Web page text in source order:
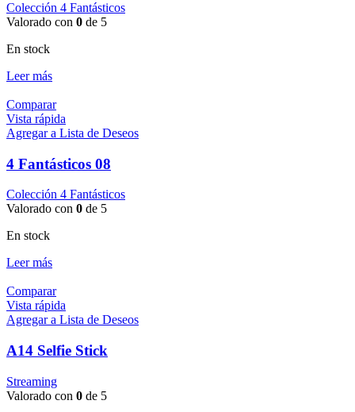
Colección 4 Fantásticos
Valorado con 0 de 5
En stock
Leer más
Comparar
Vista rápida
Agregar a Lista de Deseos
4 Fantásticos 08
Colección 4 Fantásticos
Valorado con 0 de 5
En stock
Leer más
Comparar
Vista rápida
Agregar a Lista de Deseos
A14 Selfie Stick
Streaming
Valorado con 0 de 5